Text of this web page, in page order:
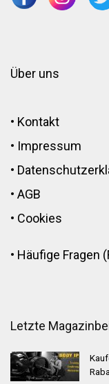
Über uns
• Kontakt
• Impressum
•
• AGB
• Cookies
• Häufige Fragen
Letzte